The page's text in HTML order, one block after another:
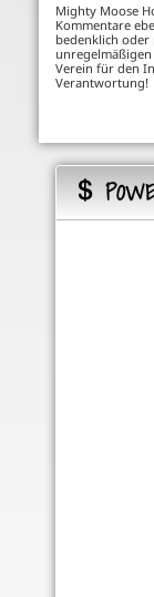
Mighty Moose
Kommentare
bedenklich
Verein für den
Verantwortung!